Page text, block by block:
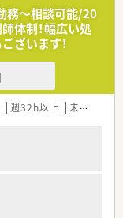
務～相談可能/20
体制！幅広い処
ざいます！
週32h以上 未経験可